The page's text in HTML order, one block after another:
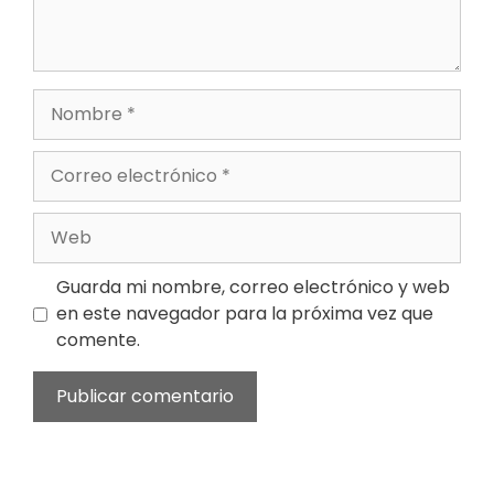
Guarda mi nombre, correo electrónico y web
en este navegador para la próxima vez que
comente.